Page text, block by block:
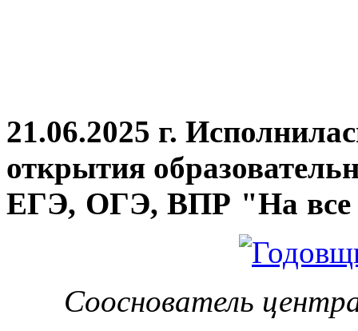
21.06.2025 г.
открытия
ЕГЭ, ОГЭ, ВПР "На все
Сооснователь